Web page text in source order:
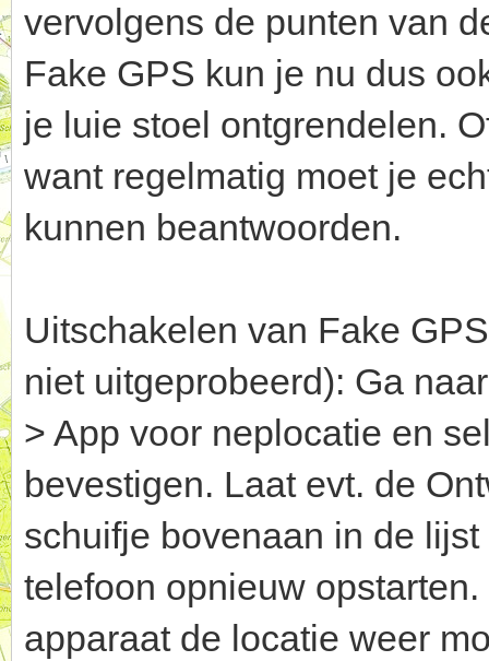
vervolgens de punten van
Fake GPS kun je nu dus
je luie stoel ontgrendelen.
want regelmatig moet je
kunnen beantwoorden.
Uitschakelen van Fake
niet uitgeprobeerd): Ga
> App voor neplocatie en
bevestigen. Laat evt. de
schuifje bovenaan in de
telefoon opnieuw
apparaat de locatie weer